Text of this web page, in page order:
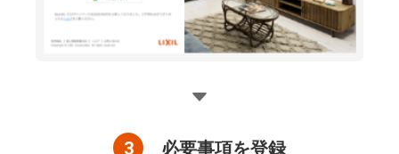
3 必要事項を登録